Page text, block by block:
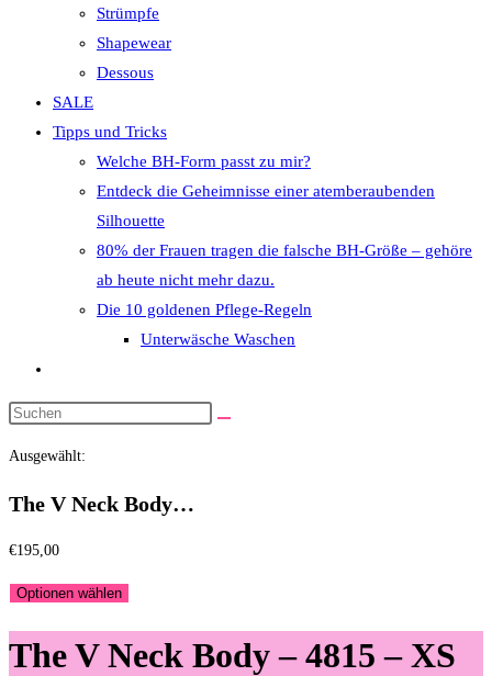
Strümpfe
Shapewear
Dessous
SALE
Tipps und Tricks
Welche BH-Form passt zu mir?
Entdeck die Geheimnisse einer atemberaubenden
Silhouette
80% der Frauen tragen die falsche BH-Größe – gehöre
ab heute nicht mehr dazu.
Die 10 goldenen Pflege-Regeln
Unterwäsche Waschen
umschalten
Diese
durchsuchen
Ausgewählt:
The V Neck Body…
€195,00
Optionen wählen
The V Neck Body – 4815 – XS